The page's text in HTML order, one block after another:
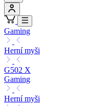
Gaming
Herní myši
G502 X
Gaming
Herní myši